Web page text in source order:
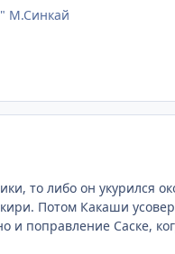
М.Синкай
то либо он укурился
Потом Какаши
и поправление Саске,